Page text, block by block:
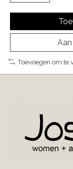
Toevoegen om te